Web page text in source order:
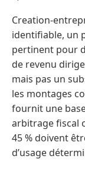
Creation-
identifiable, un
pertinent pour
de revenu
mais pas un
les montages
fournit une
arbitrage fiscal
45 % doivent
d’usage